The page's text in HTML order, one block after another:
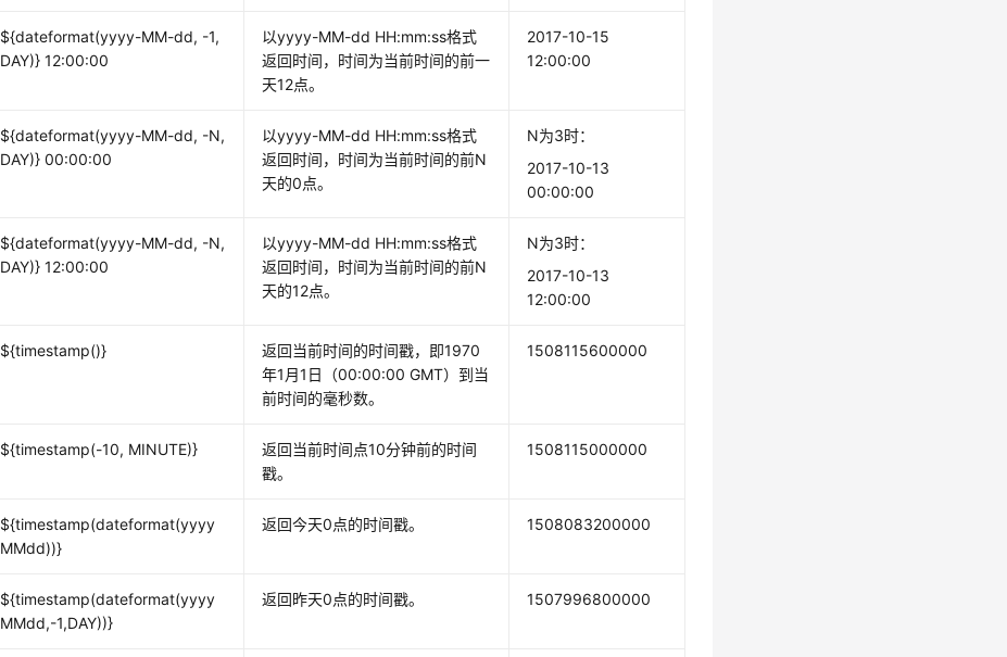
${dateformat(yyyy-MM-dd, -1,
DAY)} 12:00:00
以yyyy-MM-dd HH:mm:ss格式
返回时间，时间为当前时间的前一
天12点。
2017-10-15
12:00:00
${dateformat(yyyy-MM-dd, -N,
DAY)} 00:00:00
以yyyy-MM-dd HH:mm:ss格式
返回时间，时间为当前时间的前N
天的0点。
N为3时：
2017-10-13
00:00:00
${dateformat(yyyy-MM-dd, -N,
DAY)} 12:00:00
以yyyy-MM-dd HH:mm:ss格式
返回时间，时间为当前时间的前N
天的12点。
N为3时：
2017-10-13
12:00:00
${timestamp()}
返回当前时间的时间戳，即1970
年1月1日（00:00:00 GMT）到当
前时间的毫秒数。
1508115600000
${timestamp(-10, MINUTE)}
返回当前时间点10分钟前的时间
戳。
1508115000000
${timestamp(dateformat(yyyy
MMdd))}
返回今天0点的时间戳。 1508083200000
${timestamp(dateformat(yyyy
MMdd,-1,DAY))}
返回昨天0点的时间戳。 1507996800000